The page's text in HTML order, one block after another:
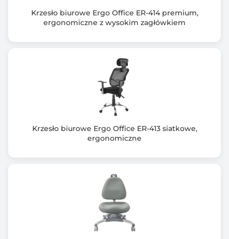
Krzesło biurowe Ergo Office ER-414 premium,
ergonomiczne z wysokim zagłówkiem
Krzesło biurowe Ergo Office ER-413 siatkowe,
ergonomiczne